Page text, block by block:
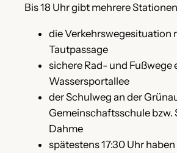
Bis 18 Uhr gibt mehrere
die Verkehrswegesituation
Tautpassage
sichere Rad- und Fußwege
Wassersportallee
der Schulweg an der
Gemeinschaftsschule bzw.
Dahme
spätestens 17:30 Uhr